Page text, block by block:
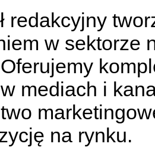
redakcyjny
w sektorze
mediach i
na rynku.